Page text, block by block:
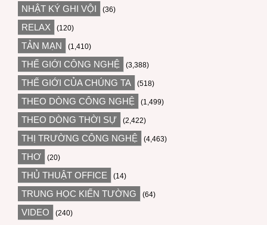
NHẬT KÝ GHI VỘI (36)
RELAX (120)
TẢN MẠN (1,410)
THẾ GIỚI CÔNG NGHỆ (3,388)
THẾ GIỚI CỦA CHÚNG TA (518)
THEO DÒNG CÔNG NGHỆ (1,499)
THEO DÒNG THỜI SỰ (2,422)
THỊ TRƯỜNG CÔNG NGHỆ (4,463)
THƠ (20)
THỦ THUẬT OFFICE (14)
TRUNG HỌC KIẾN TƯỜNG (64)
VIDEO (240)